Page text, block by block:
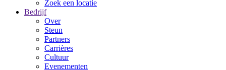
Zoek een locatie
Bedrijf
Over
Steun
Partners
Carrières
Cultuur
Evenementen